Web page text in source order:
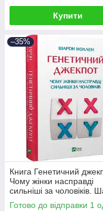
Купити
–35%
Книга Генетичний
Чому жінки насправді
сильніші за чоловіків.
Моалем
Готово до відправки 1